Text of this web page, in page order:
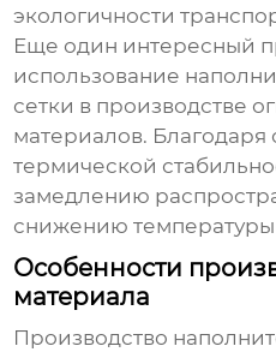
экологичности
Еще один интересный
использование
сетки в производстве
материалов. Благодаря
термической
замедлению
снижению температуры
Особенности
материала
Производство